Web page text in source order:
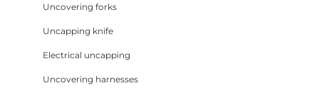
Uncovering forks
Uncapping knife
Electrical uncapping
Uncovering harnesses